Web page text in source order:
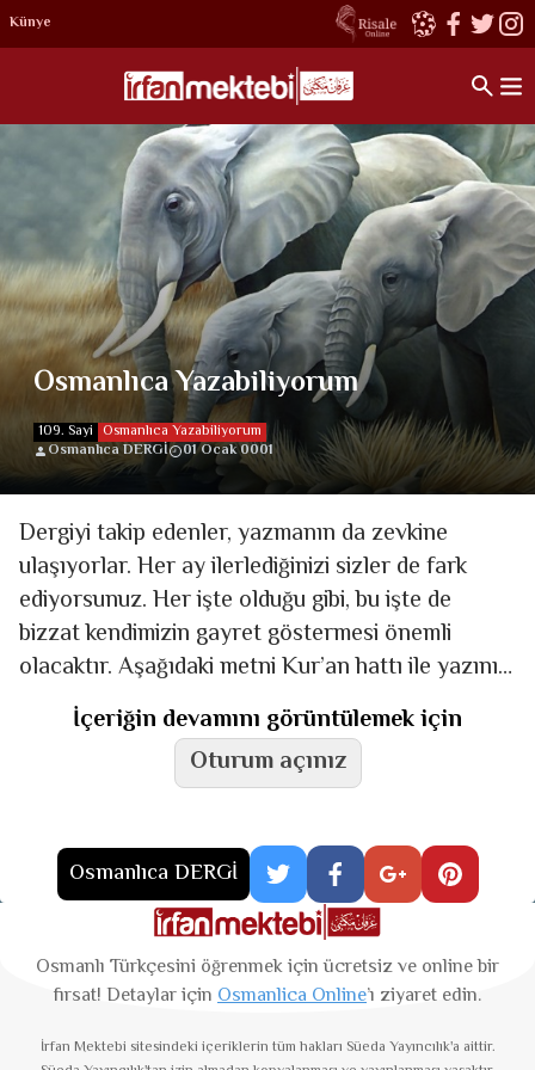
Künye
Osmanlıca Yazabiliyorum
109. Sayi Osmanlıca Yazabiliyorum
Osmanlıca DERGİ
01 Ocak 0001
Dergiyi takip edenler, yazmanın da zevkine
ulaşıyorlar. Her ay ilerlediğinizi sizler de fark
ediyorsunuz. Her işte olduğu gibi, bu işte de
bizzat kendimizin gayret göstermesi önemli
olacaktır. Aşağıdaki metni Kur’an hattı ile yazınız.
Aşağıdaki kelimeler
İçeriğin devamını görüntülemek için
Oturum açınız
Osmanlıca DERGİ
Osmanlı Türkçesini öğrenmek için ücretsiz ve online bir
fırsat! Detaylar için Osmanlica Online’ı ziyaret edin.
İrfan Mektebi sitesindeki içeriklerin tüm hakları Süeda Yayıncılık'a aittir.